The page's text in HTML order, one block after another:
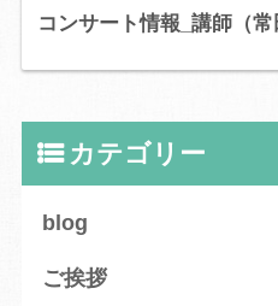
コンサート情報_講師（常
カテゴリー
blog
ご挨拶